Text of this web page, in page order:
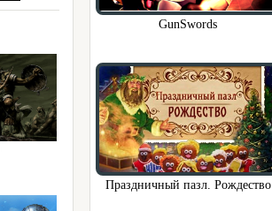
GunSwords
Праздничный пазл. Рождество